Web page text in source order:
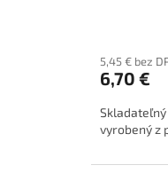
5,45 € bez
6,70 €
vyrobený z